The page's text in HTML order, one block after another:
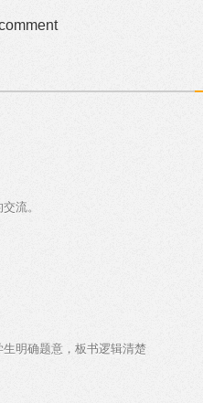
流。
明确题意，板书逻辑清楚